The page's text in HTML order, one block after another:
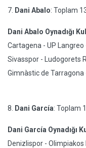
7. Dani Abalo: Toplam
Dani Abalo Oynadığı
Cartagena - UP
Sivasspor - Ludogorets
Gimnàstic de Tarragona
8. Dani García: Toplam
Dani García Oynadığı
Denizlispor - Olimpiakos